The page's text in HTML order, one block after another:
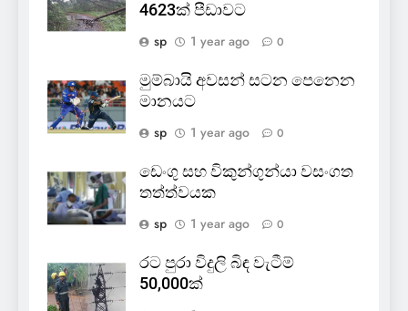
4623ක් පීඩාවට
sp
1 year ago 0
මුම්බායි අවසන් සටන පෙනෙන
මානයට
sp
1 year ago 0
ඩෙංගු සහ විකුන්ගුන්යා වසංගත
තත්ත්වයක
sp
1 year ago 0
රට පුරා විදුලි බිඳ වැටීම්
50,000ක්